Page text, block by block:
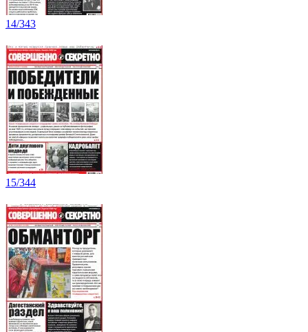
14/343
15/344